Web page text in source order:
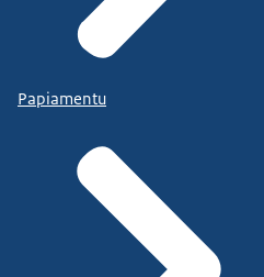
Papiamentu